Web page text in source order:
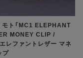
モト「MC1 ELEPHANT
MONEY CLIP /
レファントレザー マネ
プ